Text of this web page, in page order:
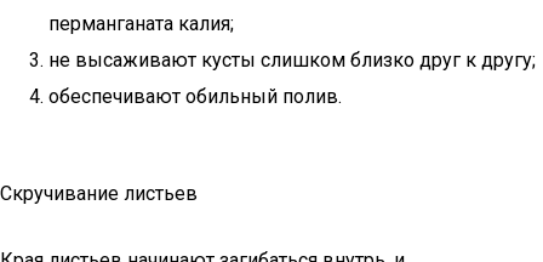
перманганата калия;
не высаживают кусты слишком близко друг к другу;
обеспечивают обильный полив.
Скручивание листьев